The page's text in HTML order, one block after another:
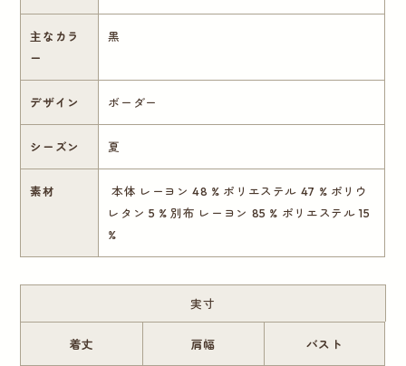
主なカラ
ー
黒
デザイン ボーダー
シーズン 夏
素材
本体 レーヨン 48 % ポリエステル 47 % ポリウ
レタン 5 % 別布 レーヨン 85 % ポリエステル 15
%
実寸
着丈 肩幅 バスト